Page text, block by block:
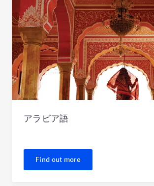
アラビア語
Find out more